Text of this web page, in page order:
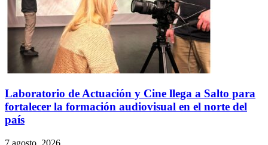
Laboratorio de Actuación y Cine llega a Salto para
fortalecer la formación audiovisual en el norte del
país
7 agosto, 2026